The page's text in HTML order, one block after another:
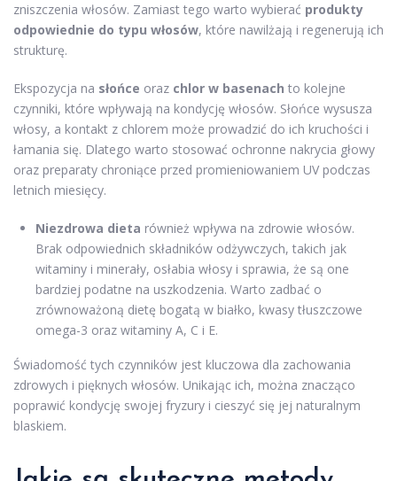
zniszczenia włosów. Zamiast tego warto wybierać produkty
odpowiednie do typu włosów, które nawilżają i regenerują ich
strukturę.
Ekspozycja na słońce oraz chlor w basenach to kolejne
czynniki, które wpływają na kondycję włosów. Słońce wysusza
włosy, a kontakt z chlorem może prowadzić do ich kruchości i
łamania się. Dlatego warto stosować ochronne nakrycia głowy
oraz preparaty chroniące przed promieniowaniem UV podczas
letnich miesięcy.
Niezdrowa dieta również wpływa na zdrowie włosów.
Brak odpowiednich składników odżywczych, takich jak
witaminy i minerały, osłabia włosy i sprawia, że są one
bardziej podatne na uszkodzenia. Warto zadbać o
zrównoważoną dietę bogatą w białko, kwasy tłuszczowe
omega-3 oraz witaminy A, C i E.
Świadomość tych czynników jest kluczowa dla zachowania
zdrowych i pięknych włosów. Unikając ich, można znacząco
poprawić kondycję swojej fryzury i cieszyć się jej naturalnym
blaskiem.